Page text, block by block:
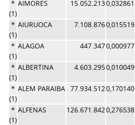
*
(1)
AIMORES 15.052.2130,032861
*
(1)
AIURUOCA 7.108.8760,015519
*
(1)
ALAGOA 447.3470,000977
*
(1)
ALBERTINA 4.603.2950,010049
*
(1)
ALEM PARAIBA 77.934.5120,170140
*
(1)
ALFENAS 126.671.8420,276538